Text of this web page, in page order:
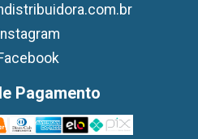
Pagamento